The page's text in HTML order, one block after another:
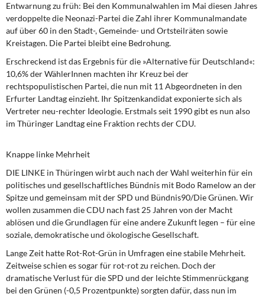
Kontakt
Entwarnung zu früh: Bei den Kommunalwahlen im Mai diesen Jahres
verdoppelte die Neonazi-Partei die Zahl ihrer Kommunalmandate
auf über 60 in den Stadt-, Gemeinde- und Ortsteilräten sowie
Kreistagen. Die Partei bleibt eine Bedrohung.
Erschreckend ist das Ergebnisfür die »Alternative für Deutschland«:
10,6% der WählerInnen machten ihr Kreuz bei der
rechtspopulistischen Partei, die nun mit 11 Abgeordneten in den
Erfurter Landtag einzieht. Ihr Spitzenkandidat exponierte sich als
Vertreter neu-rechter Ideologie. Erstmals seit 1990 gibt es nun also
im Thüringer Landtag eine Fraktion rechts der CDU.
Knappe linke Mehrheit
DIE LINKE in Thüringen wirbt auch nach der Wahl weiterhin für ein
politisches und gesellschaftliches Bündnis mit Bodo Ramelow an der
Spitze und gemeinsam mit der SPD und Bündnis90/Die Grünen. Wir
wollen zusammen die CDU nach fast 25 Jahren von der Macht
ablösen und die Grundlagen für eine andere Zukunft legen – für eine
soziale, demokratische und ökologische Gesellschaft.
Lange Zeit hatte Rot-Rot-Grün in Umfragen eine stabile Mehrheit.
Zeitweise schien es sogar für rot-rot zu reichen. Doch der
dramatische Verlust für die SPD und der leichte Stimmenrückgang
bei den Grünen (-0,5 Prozentpunkte) sorgten dafür, dass nun im